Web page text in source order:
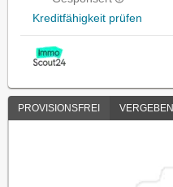
Kreditfähigkeit prüfen
PROVISIONSFREI VERGEBEN